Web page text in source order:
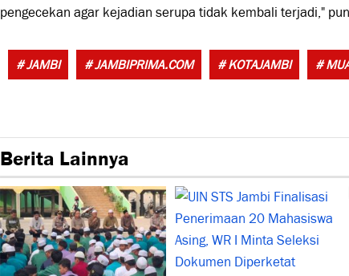
pengecekan agar kejadian serupa tidak kembali terjadi,"
# JAMBI # JAMBIPRIMA.COM # KOTAJAMBI #
Berita Lainnya